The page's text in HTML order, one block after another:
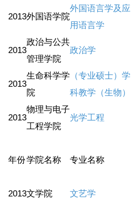
2013外国语学院
外国语言学及应
用语言学
2013
政治与公共
管理学院
政治学
2013
生命科学学
院
（专业硕士）学
科教学（生物）
2013
物理与电子
工程学院
光学工程
年份学院名称 专业名称
2013文学院 文艺学